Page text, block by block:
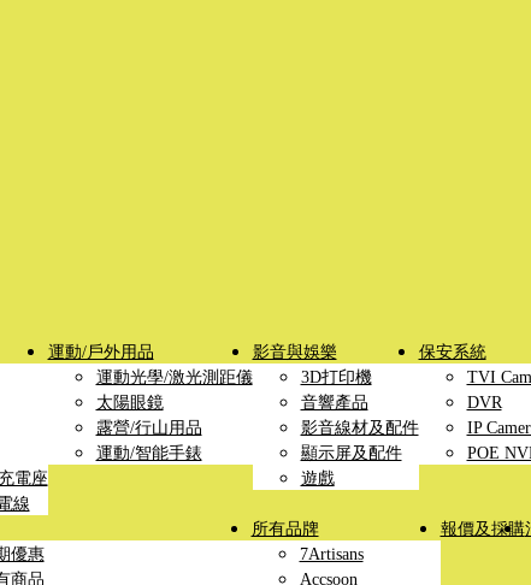
電座
線
運動/戶外用品
運動光學/激光測距儀
太陽眼鏡
露營/行山用品
運動/智能手錶
影音與娛樂
3D打印機
音響產品
影音線材及配件
顯示屏及配件
遊戲
保安系統
TVI
DVR
IP
POE
優惠
商品
所有品牌
7Artisans
Accsoon
報價及採購